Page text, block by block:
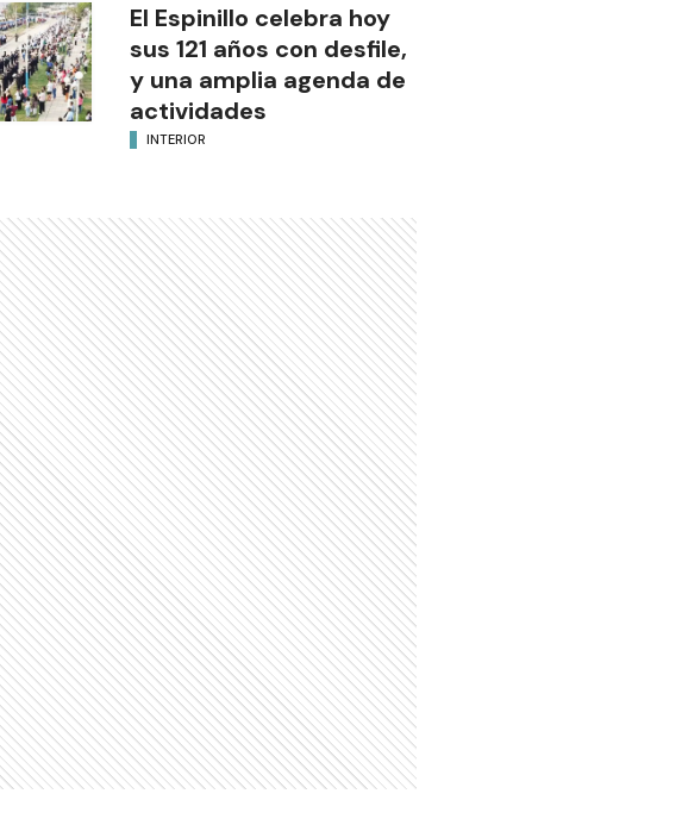
El Espinillo celebra hoy
sus 121 años con desfile,
y una amplia agenda de
actividades
INTERIOR